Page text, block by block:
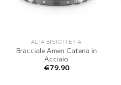
ALTA BIGIOTTERIA
Bracciale Amen Catena in
Acciaio
€79.90